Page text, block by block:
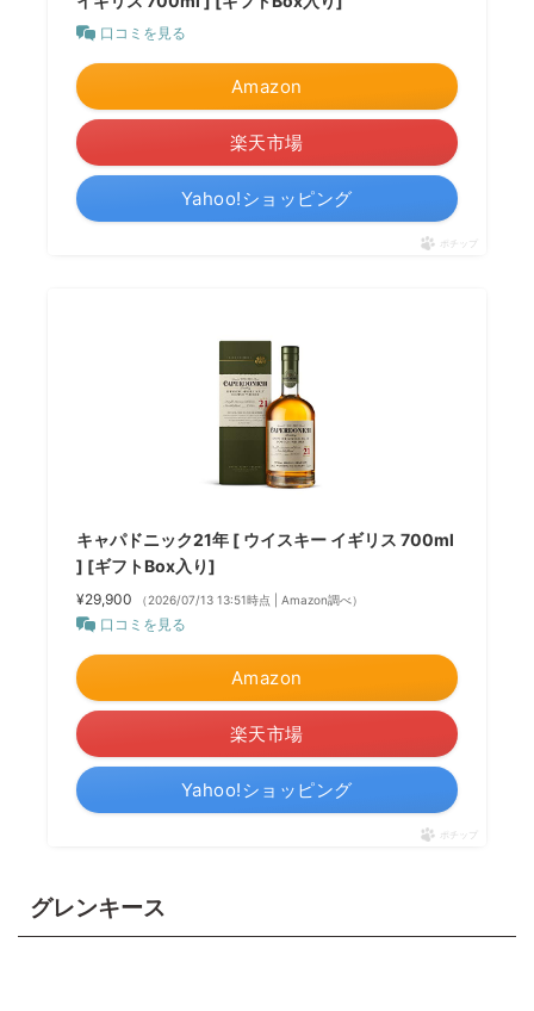
口コミを見る
Amazon
楽天市場
Yahoo!ショッピング
ポチップ
キャパドニック21年 [ ウイスキー イギリス 700ml
] [ギフトBox入り]
¥29,900 （2026/07/13 13:51時点 | Amazon調べ）
口コミを見る
Amazon
楽天市場
Yahoo!ショッピング
ポチップ
グレンキース